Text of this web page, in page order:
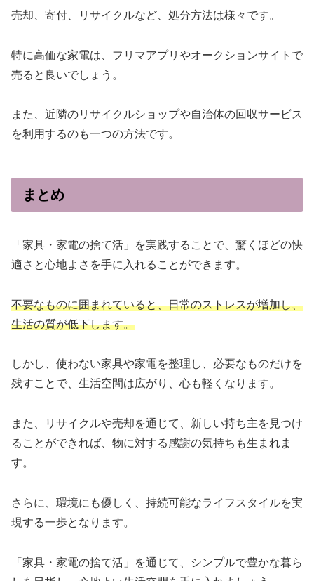
売却、寄付、リサイクルなど、処分方法は様々です。
特に高価な家電は、フリマアプリやオークションサイトで
売ると良いでしょう。
また、近隣のリサイクルショップや自治体の回収サービス
を利用するのも一つの方法です。
まとめ
「家具・家電の捨て活」を実践することで、驚くほどの快
適さと心地よさを手に入れることができます。
不要なものに囲まれていると、日常のストレスが増加し、
生活の質が低下します。
しかし、使わない家具や家電を整理し、必要なものだけを
残すことで、生活空間は広がり、心も軽くなります。
また、リサイクルや売却を通じて、新しい持ち主を見つけ
ることができれば、物に対する感謝の気持ちも生まれま
す。
さらに、環境にも優しく、持続可能なライフスタイルを実
現する一歩となります。
「家具・家電の捨て活」を通じて、シンプルで豊かな暮ら